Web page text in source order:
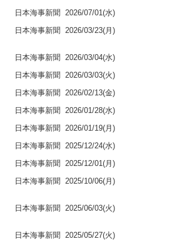
2026/07/01(水)
日本海事新聞
2026/03/23(月)
日本海事新聞
2026/03/04(水)
日本海事新聞
2026/03/03(火)
日本海事新聞
2026/02/13(金)
日本海事新聞
2026/01/28(水)
日本海事新聞
2026/01/19(月)
日本海事新聞
2025/12/24(水)
日本海事新聞
2025/12/01(月)
日本海事新聞
2025/10/06(月)
日本海事新聞
2025/06/03(火)
日本海事新聞
2025/05/27(火)
日本海事新聞